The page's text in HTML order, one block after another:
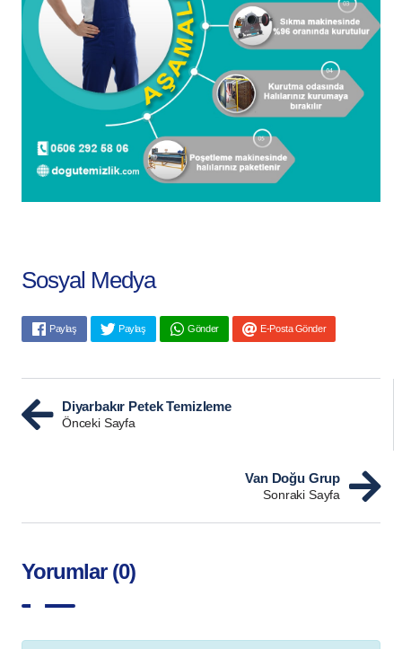
Sosyal Medya
Paylaş Paylaş Gönder E-Posta Gönder
Diyarbakır Petek Temizleme
Önceki Sayfa
Van Doğu Grup
Sonraki Sayfa
Yorumlar (0)